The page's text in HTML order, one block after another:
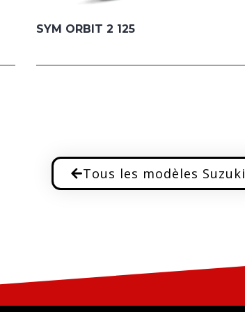
SYM ORBIT 2 125
Tous les modèles Suzuki